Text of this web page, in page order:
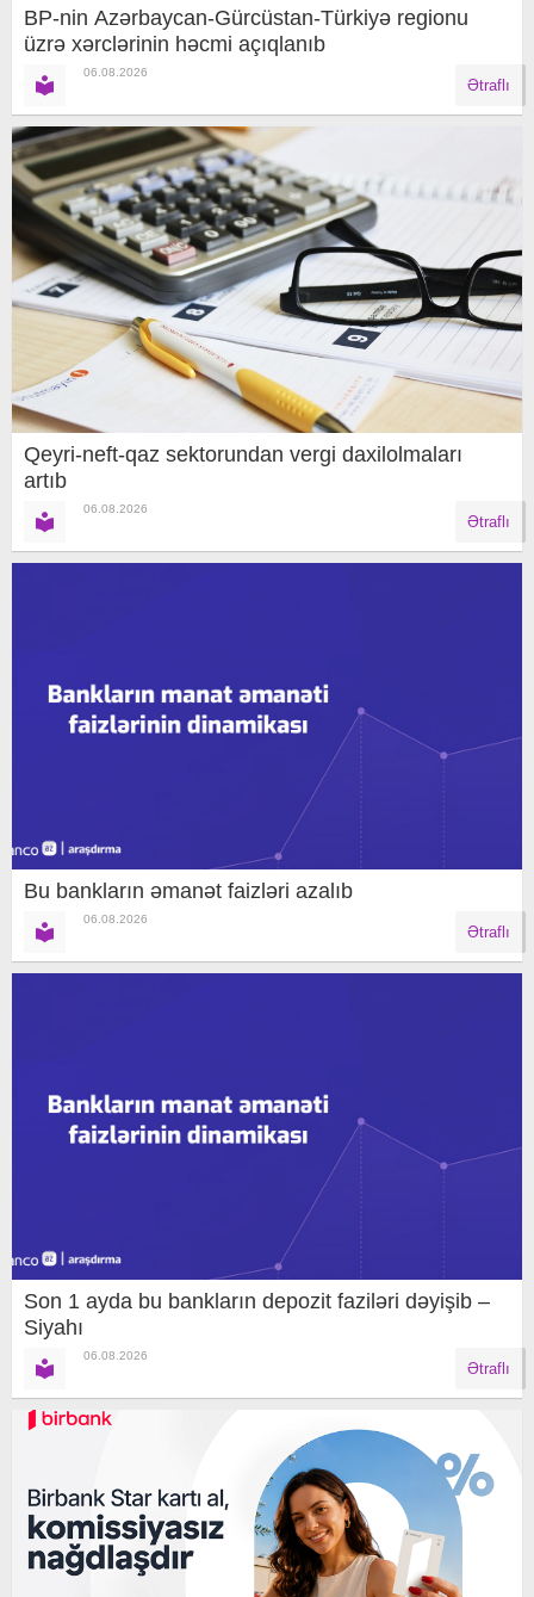
BP-nin Azərbaycan-Gürcüstan-Türkiyə regionu
üzrə xərclərinin həcmi açıqlanıb
06.08.2026
Ətraflı
Qeyri-neft-qaz sektorundan vergi daxilolmaları
artıb
06.08.2026
Ətraflı
Bu bankların əmanət faizləri azalıb
06.08.2026
Ətraflı
Son 1 ayda bu bankların depozit faziləri dəyişib –
Siyahı
06.08.2026
Ətraflı